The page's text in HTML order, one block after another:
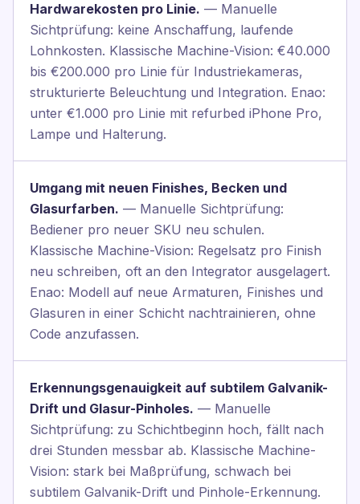
Hardwarekosten pro Linie. — Manuelle
Sichtprüfung: keine Anschaffung, laufende
Lohnkosten. Klassische Machine-Vision: €40.000
bis €200.000 pro Linie für Industriekameras,
strukturierte Beleuchtung und Integration. Enao:
unter €1.000 pro Linie mit refurbed iPhone Pro,
Lampe und Halterung.
Umgang mit neuen Finishes, Becken und
Glasurfarben. — Manuelle Sichtprüfung:
Bediener pro neuer SKU neu schulen.
Klassische Machine-Vision: Regelsatz pro Finish
neu schreiben, oft an den Integrator ausgelagert.
Enao: Modell auf neue Armaturen, Finishes und
Glasuren in einer Schicht nachtrainieren, ohne
Code anzufassen.
Erkennungsgenauigkeit auf subtilem Galvanik-
Drift und Glasur-Pinholes. — Manuelle
Sichtprüfung: zu Schichtbeginn hoch, fällt nach
drei Stunden messbar ab. Klassische Machine-
Vision: stark bei Maßprüfung, schwach bei
subtilem Galvanik-Drift und Pinhole-Erkennung.